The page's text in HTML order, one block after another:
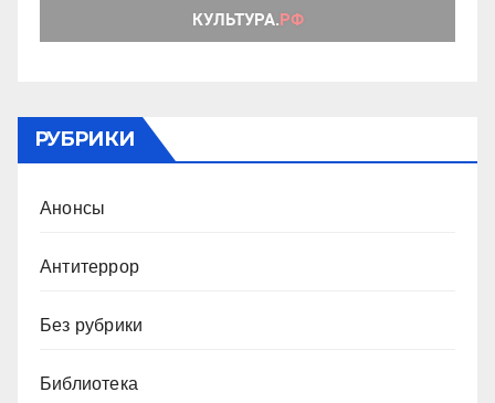
РУБРИКИ
Анонсы
Антитеррор
Без рубрики
Библиотека